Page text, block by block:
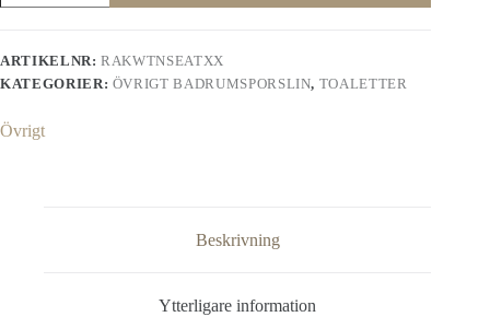
färger
ARTIKELNR:RAKWTNSEATXX
KATEGORIER: ÖVRIGT BADRUMSPORSLIN, TOALETTER
Övrigt
Beskrivning
Ytterligare information